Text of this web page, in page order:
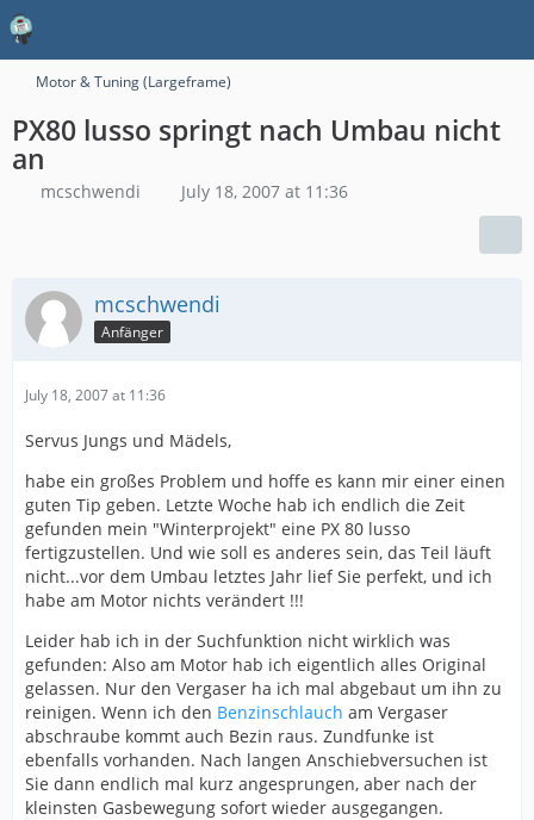
Motor & Tuning (Largeframe)
PX80 lusso springt nach Umbau nicht
an
mcschwendi July 18, 2007 at 11:36
mcschwendi
Anfänger
July 18, 2007 at 11:36
Servus Jungs und Mädels,
habe ein großes Problem und hoffe es kann mir einer einen
guten Tip geben. Letzte Woche hab ich endlich die Zeit
gefunden mein "Winterprojekt" eine PX 80 lusso
fertigzustellen. Und wie soll es anderes sein, das Teil läuft
nicht...vor dem Umbau letztes Jahr lief Sie perfekt, und ich
habe am Motor nichts verändert !!!
Leider hab ich in der Suchfunktion nicht wirklich was
gefunden: Also am Motor hab ich eigentlich alles Original
gelassen. Nur den Vergaser ha ich mal abgebaut um ihn zu
reinigen. Wenn ich den Benzinschlauch am Vergaser
abschraube kommt auch Bezin raus. Zundfunke ist
ebenfalls vorhanden. Nach langen Anschiebversuchen ist
Sie dann endlich mal kurz angesprungen, aber nach der
kleinsten Gasbewegung sofort wieder ausgegangen.